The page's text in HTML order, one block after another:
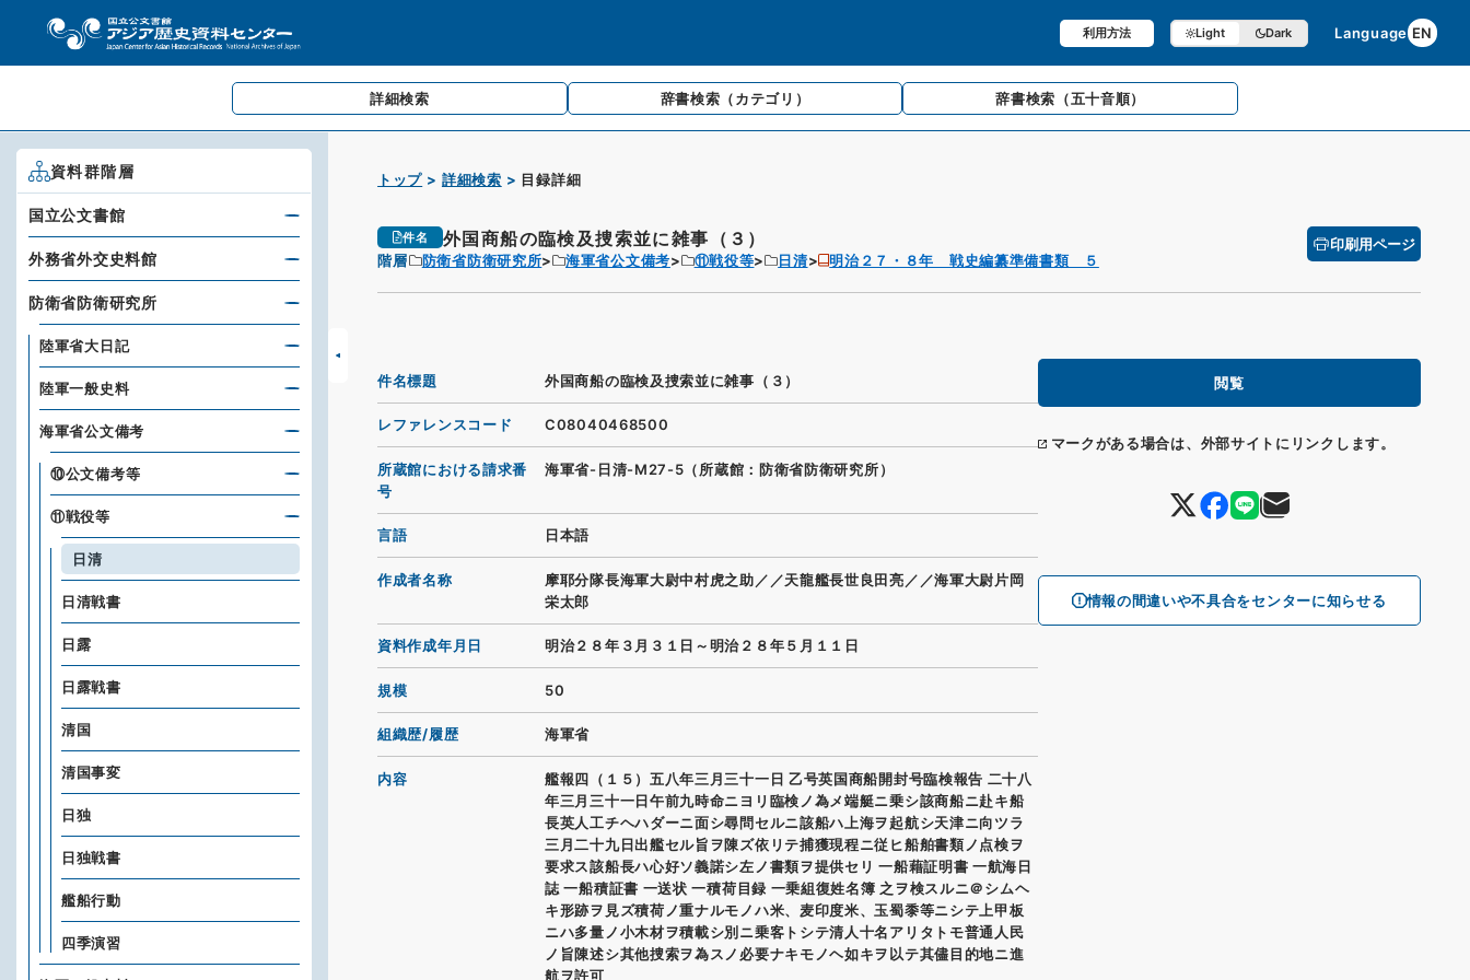
利用方法 Light Dark Language EN
詳細検索 辞書検索 （カテゴリ） 辞書検索 （五十音順）
トップ 詳細検索 目録詳細
件名 外国商船の臨検及捜索並に雑事（３）
階層 防衛省防衛研究所 海軍省公文備考 ⑪戦役等 日清 明治２７・８年 戦史編纂準備書類 ５
印刷用ページ
閲覧
マークがある場合は、外部サイトにリンクします。
情報の間違いや不具合をセンターに知らせる
件名標題 外国商船の臨検及捜索並に雑事（３）
レファレンスコード C08040468500
所蔵館における請求番
号
海軍省-日清-M27-5（所蔵館：防衛省防衛研究所）
言語 日本語
作成者名称
摩耶分隊長海軍大尉中村虎之助／／天龍艦長世良田亮／／海軍大尉片岡
栄太郎
資料作成年月日 明治２８年３月３１日～明治２８年５月１１日
規模 50
組織歴/履歴 海軍省
内容
艦報四（１５）五八年三月三十一日 乙号英国商船開封号臨検報告 二十八
年三月三十一日午前九時命ニヨリ臨検ノ為メ端艇ニ乗シ該商船ニ赴キ船
長英人工チヘハダーニ面シ尋問セルニ該船ハ上海ヲ起航シ天津ニ向ツラ
三月二十九日出艦セル旨ヲ陳ズ依リテ捕獲現程ニ従ヒ船舶書類ノ点検ヲ
要求ス該船長ハ心好ソ義諾シ左ノ書類ヲ提供セリ 一船藉証明書 一航海日
誌 一船積証書 一送状 一積荷目録 一乗組復姓名簿 之ヲ検スルニ＠シムヘ
キ形跡ヲ見ズ積荷ノ重ナルモノハ米、麦印度米、玉蜀黍等ニシテ上甲板
ニハ多量ノ小木材ヲ積載シ別ニ乗客トシテ清人十名アリタトモ普通人民
ノ旨陳述シ其他捜索ヲ為スノ必要ナキモノヘ如キヲ以テ其儘目的地ニ進
航ヲ許可
資料群階層
国立公文書館
外務省外交史料館
防衛省防衛研究所
陸軍省大日記
陸軍一般史料
海軍省公文備考
⑩公文備考等
⑪戦役等
日清
日清戦書
日露
日露戦書
清国
清国事変
日独
日独戦書
艦船行動
四季演習